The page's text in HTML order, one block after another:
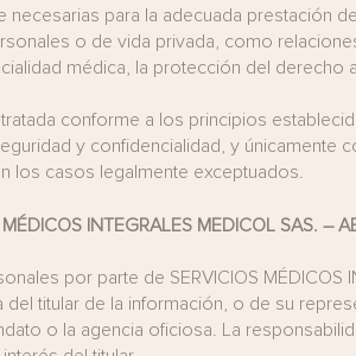
necesarias para la adecuada prestación
o de vida privada, como
médica, la protección del derecho
conforme a los principios
y confidencialidad, y
los casos legalmente exceptuados.
INTEGRALES MEDICOL SAS. –
por parte de SERVICIOS MÉDICOS
titular de la información, o de su
o la agencia oficiosa. La